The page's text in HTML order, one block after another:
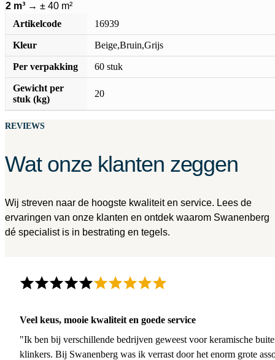
2 m³ → ± 40 m²
Artikelcode
16939
Kleur Beige,Bruin,Grijs
Per verpakking 60 stuk
Gewicht per
stuk (kg)
20
REVIEWS
Wat onze klanten zeggen
Wij streven naar de hoogste kwaliteit en service. Lees de
ervaringen van onze klanten en ontdek waarom Swanenberg
dé specialist is in bestrating en tegels.
Veel keus, mooie kwaliteit en goede service
"Ik ben bij verschillende bedrijven geweest voor keramische
klinkers. Bij Swanenberg was ik verrast door het enorm grote